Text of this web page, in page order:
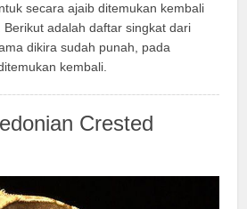
secara ajaib ditemukan kembali
adalah daftar singkat dari
dikira sudah punah, pada
kembali.
Crested